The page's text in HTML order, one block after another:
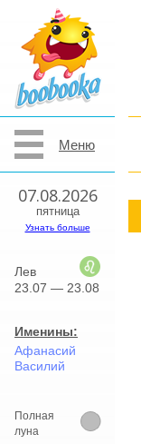
Меню
07.08.2026
пятница
Узнать больше
Лев
23.07 — 23.08
Именины:
Афанасий
Василий
Полная
луна